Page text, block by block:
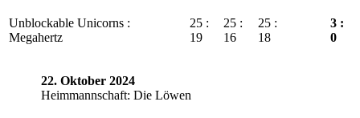
Unblockable Unicorns :
Megahertz
25 :
19
25 :
16
25 :
18
3 :
0
22. Oktober 2024
Heimmannschaft: Die Löwen